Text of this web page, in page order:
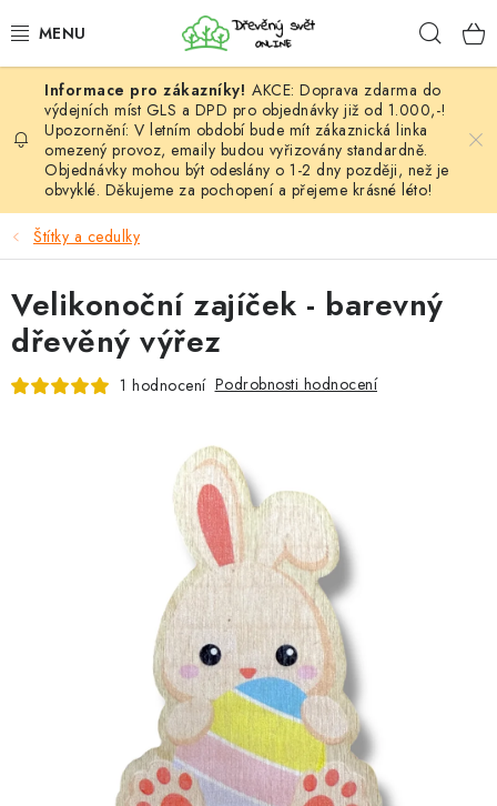
na
HÁČKOVÁNÍ
VYPLÉTÁNÍ
PŘÍZE
DOPLŇKY
TVOŘENÍ
Vrácení zboží a reklamace
Moje objednávka
Obchodní podmínky
Ochrana osobních údajů
Hodnocení obchodu
Věrnostní program
AKCE: Doprava zdarma do
výdejních míst GLS a DPD pro objednávky již od 1.000,-!
Upozornění: V letním období bude mít zákaznická linka
omezený provoz, emaily budou vyřizovány standardně.
Objednávky mohou být odeslány o 1-2 dny později, než je
obvyklé. Děkujeme za pochopení a přejeme krásné léto!
Štítky a cedulky
Velikonoční zajíček - barevný
dřevěný výřez
1 hodnocení Podrobnosti hodnocení